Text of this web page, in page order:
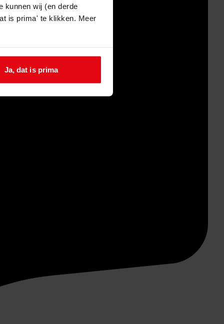
kunnen wij (en derde
is prima' te klikken. Meer
Ja, dat is prima